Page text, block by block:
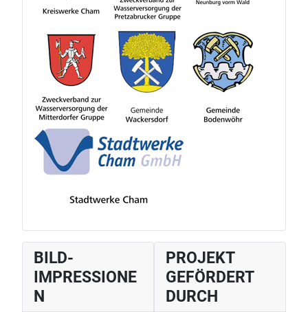
BILD-
IMPRESSIONE
N
PROJEKT
GEFÖRDERT
DURCH